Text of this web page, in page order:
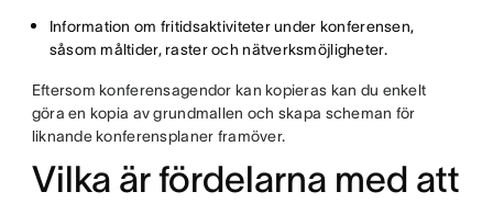
Information om fritidsaktiviteter under konferensen,
såsom måltider, raster och nätverksmöjligheter.
Eftersom konferensagendor kan kopieras kan du enkelt
göra en kopia av grundmallen och skapa scheman för
liknande konferensplaner framöver.
Vilka är fördelarna med att